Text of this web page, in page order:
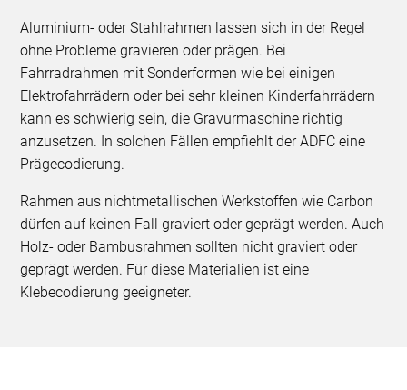
Aluminium- oder Stahlrahmen lassen sich in der Regel
ohne Probleme gravieren oder prägen. Bei
Fahrradrahmen mit Sonderformen wie bei einigen
Elektrofahrrädern oder bei sehr kleinen Kinderfahrrädern
kann es schwierig sein, die Gravurmaschine richtig
anzusetzen. In solchen Fällen empfiehlt der ADFC eine
Prägecodierung.
Rahmen aus nichtmetallischen Werkstoffen wie Carbon
dürfen auf keinen Fall graviert oder geprägt werden. Auch
Holz- oder Bambusrahmen sollten nicht graviert oder
geprägt werden. Für diese Materialien ist eine
Klebecodierung geeigneter.